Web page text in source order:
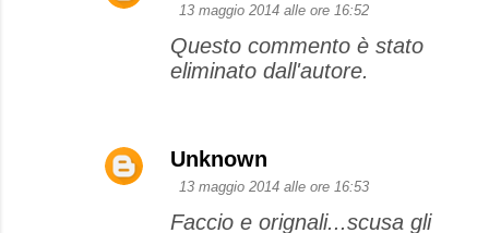
13 maggio 2014 alle ore 16:52
Questo commento è stato
eliminato dall'autore.
Unknown
13 maggio 2014 alle ore 16:53
Faccio e orignali...scusa gli